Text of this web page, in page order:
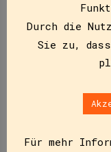
Ferienangebot
Durch die
Sie zu,
Für mehr